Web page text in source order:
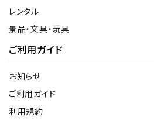
レンタル
景品・文具・玩具
ご利用ガイド
お知らせ
ご利用ガイド
利用規約